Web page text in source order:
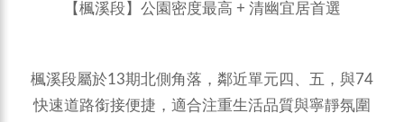
【楓溪段】公園密度最高 + 清幽宜居首選
楓溪段屬於13期北側角落，鄰近單元四、五，與74
快速道路銜接便捷，適合注重生活品質與寧靜氛圍